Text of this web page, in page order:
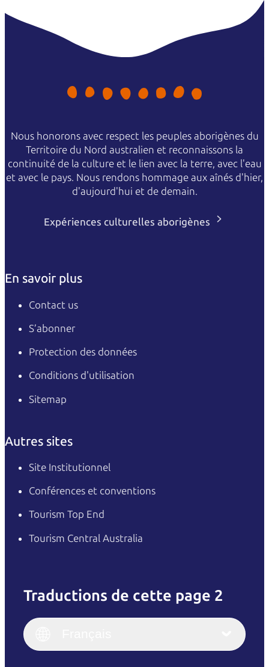
Nous honorons avec respect les peuples aborigènes du
Territoire du Nord australien et reconnaissons la
continuité de la culture et le lien avec la terre, avec l'eau
et avec le pays. Nous rendons hommage aux aînés d'hier,
d'aujourd'hui et de demain.
Expériences culturelles aborigènes
En savoir plus
Contact us
S’abonner
Protection des données
Conditions d'utilisation
Sitemap
Autres sites
Site Institutionnel
Conférences et conventions
Tourism Top End
Tourism Central Australia
Traductions de cette page 2
Italiano